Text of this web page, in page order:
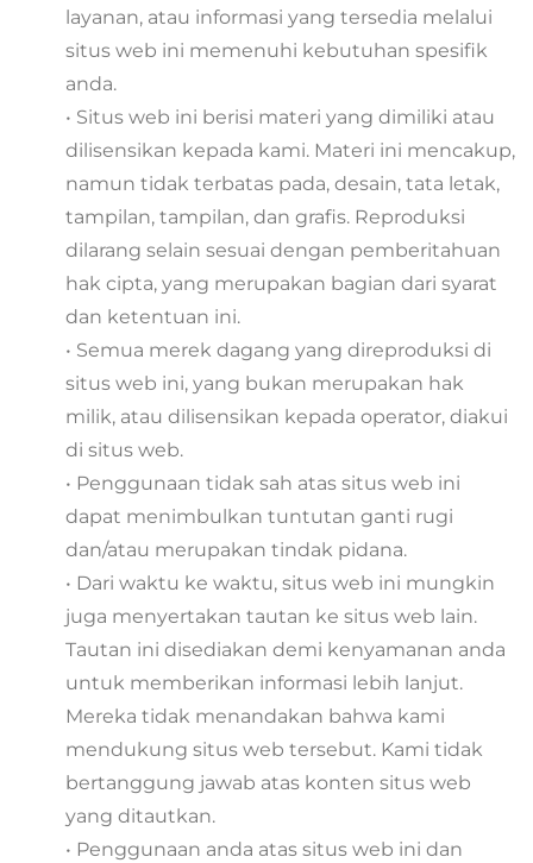
layanan, atau informasi yang tersedia melalui
situs web ini memenuhi kebutuhan spesifik
anda.
• Situs web ini berisi materi yang dimiliki atau
dilisensikan kepada kami. Materi ini mencakup,
namun tidak terbatas pada, desain, tata letak,
tampilan, tampilan, dan grafis. Reproduksi
dilarang selain sesuai dengan pemberitahuan
hak cipta, yang merupakan bagian dari syarat
dan ketentuan ini.
• Semua merek dagang yang direproduksi di
situs web ini, yang bukan merupakan hak
milik, atau dilisensikan kepada operator, diakui
di situs web.
• Penggunaan tidak sah atas situs web ini
dapat menimbulkan tuntutan ganti rugi
dan/atau merupakan tindak pidana.
• Dari waktu ke waktu, situs web ini mungkin
juga menyertakan tautan ke situs web lain.
Tautan ini disediakan demi kenyamanan anda
untuk memberikan informasi lebih lanjut.
Mereka tidak menandakan bahwa kami
mendukung situs web tersebut. Kami tidak
bertanggung jawab atas konten situs web
yang ditautkan.
• Penggunaan anda atas situs web ini dan